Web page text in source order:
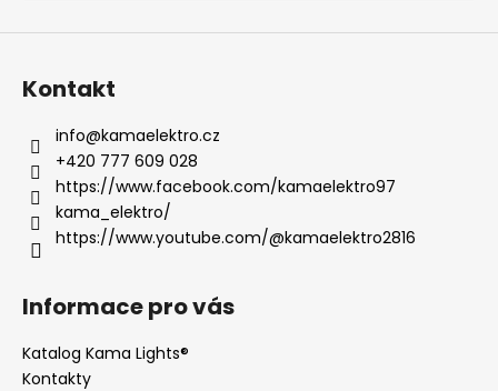
Kontakt
info@kamaelektro.cz
+420 777 609 028
https://www.facebook.com/kamaelektro97
kama_elektro/
https://www.youtube.com/@kamaelektro2816
Informace pro vás
Katalog Kama Lights®
Kontakty